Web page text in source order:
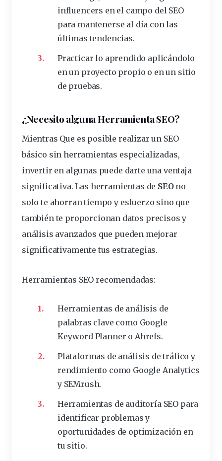
influencers en el campo del SEO
para mantenerse al día con las
últimas tendencias.
Practicar lo aprendido aplicándolo
en un proyecto propio o en un sitio
de pruebas.
¿Necesito alguna Herramienta SEO?
Mientras Que es posible realizar un SEO
básico sin herramientas especializadas,
invertir en algunas puede darte una ventaja
significativa. Las herramientas de SEOno
solo te ahorran tiempo y esfuerzo sino que
también te proporcionan datos precisos y
análisis avanzados que pueden mejorar
significativamente tus estrategias.
Herramientas SEO recomendadas:
Herramientas de análisis de
palabras clave como Google
Keyword Planner o Ahrefs.
Plataformas de análisis de tráfico y
rendimiento como Google Analytics
y SEMrush.
Herramientas de auditoría SEO para
identificar problemas y
oportunidades de optimización en
tu sitio.